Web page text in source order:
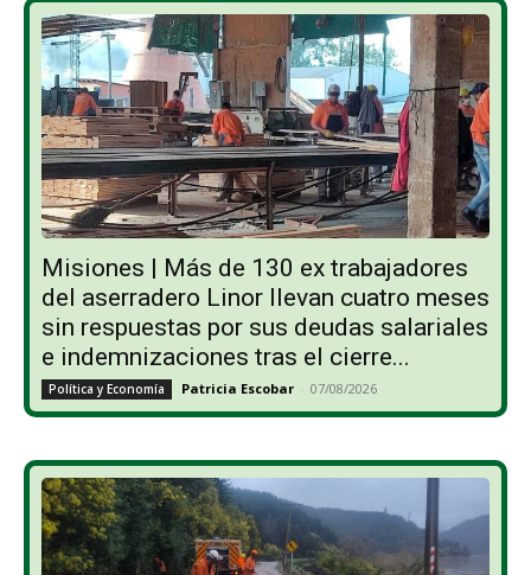
Misiones | Más de 130 ex trabajadores
del aserradero Linor llevan cuatro meses
sin respuestas por sus deudas salariales
e indemnizaciones tras el cierre...
Política y Economía Patricia Escobar - 07/08/2026